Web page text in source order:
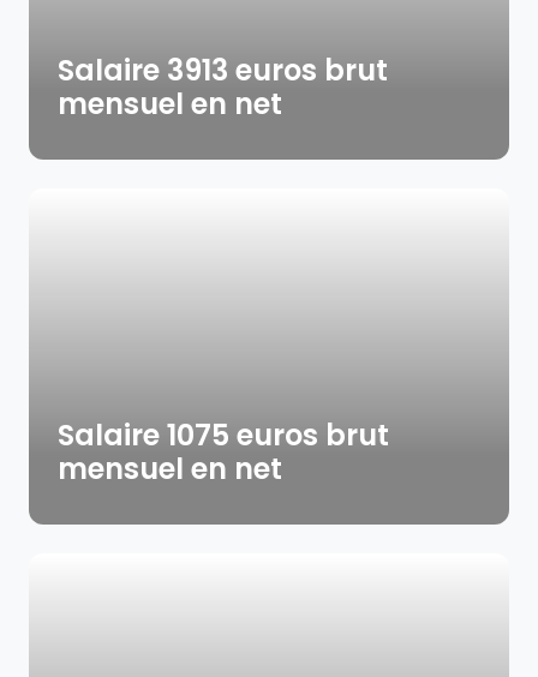
Salaire 3913 euros brut
mensuel en net
Salaire 1075 euros brut
mensuel en net